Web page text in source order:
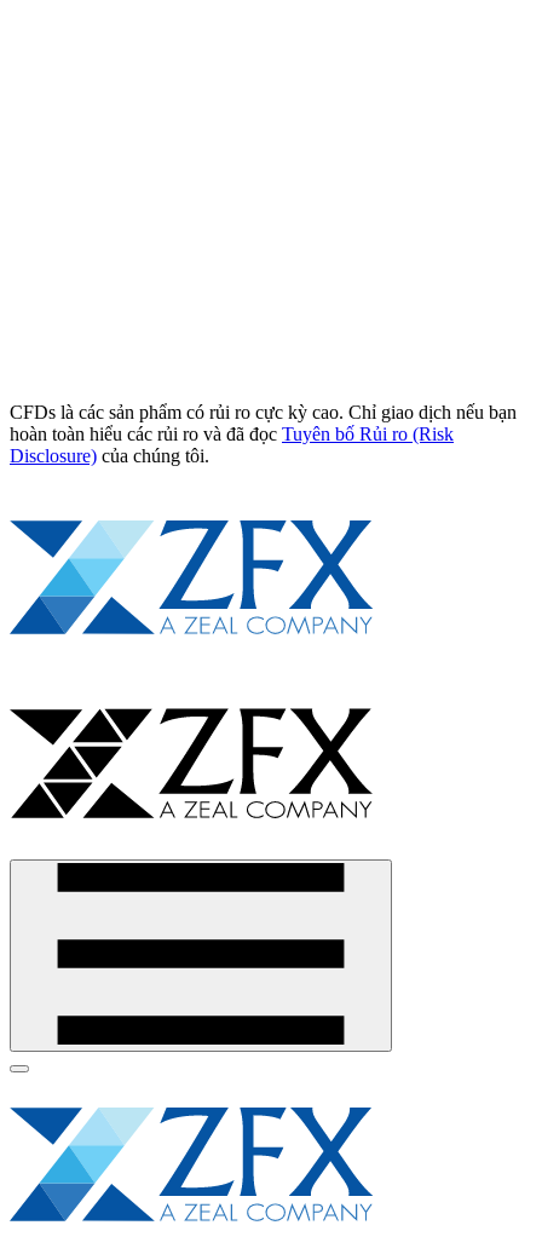
CFDs là các sản phẩm có rủi ro cực kỳ cao. Chỉ giao dịch nếu bạn
hoàn toàn hiểu các rủi ro và đã đọc Tuyên bố Rủi ro (Risk
Disclosure) của chúng tôi.